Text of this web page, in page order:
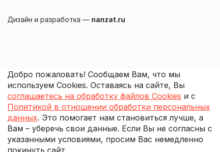
Дизайн и разработка — nanzat.ru
Добро пожаловать! Сообщаем Вам, что мы
используем Cookies. Оставаясь на сайте, Вы
соглашаетесь на обработку файлов Cookies и с
Политикой в отношении обработки персональных
данных. Это помогает нам становиться лучше, а
Вам – уберечь свои данные. Если Вы не согласны с
указанными условиями, просим Вас немедленно
покинуть сайт.